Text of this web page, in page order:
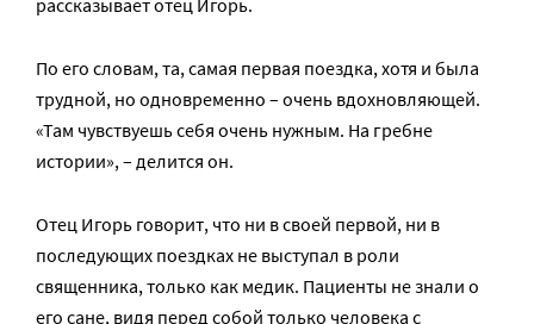
рассказывает отец Игорь.
По его словам, та, самая первая поездка, хотя и была
трудной, но одновременно – очень вдохновляющей.
«Там чувствуешь себя очень нужным. На гребне
истории», – делится он.
Отец Игорь говорит, что ни в своей первой, ни в
последующих поездках не выступал в роли
священника, только как медик. Пациенты не знали о
его сане, видя перед собой только человека с